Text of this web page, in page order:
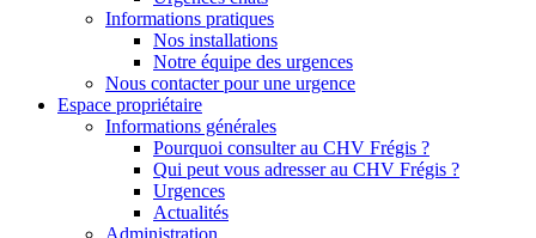
Informations pratiques
Nos installations
Notre équipe des urgences
Nous contacter pour une urgence
Espace propriétaire
Informations générales
Pourquoi consulter au CHV Frégis ?
Qui peut vous adresser au CHV Frégis ?
Urgences
Actualités
Administration